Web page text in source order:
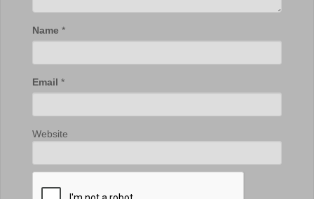
Name *
Email *
Website